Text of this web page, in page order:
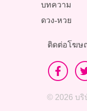
บทความ
ดวง-หวย
ติดต่อโฆษ
© 2026 บ